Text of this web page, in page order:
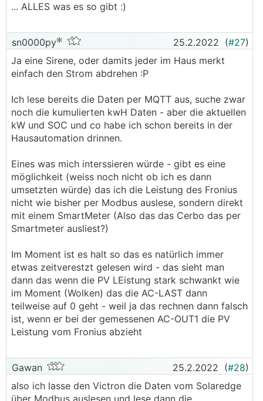
... ALLES was es so gibt :)
sn0000py 25.2.2022 (#27)
Ja eine Sirene, oder damits jeder im Haus merkt
einfach den Strom abdrehen :P
Ich lese bereits die Daten per MQTT aus, suche zwar
noch die kumulierten kwH Daten - aber die aktuellen
kW und SOC und co habe ich schon bereits in der
Hausautomation drinnen.
Eines was mich interssieren würde - gibt es eine
möglichkeit (weiss noch nicht ob ich es dann
umsetzten würde) das ich die Leistung des Fronius
nicht wie bisher per Modbus auslese, sondern direkt
mit einem SmartMeter (Also das das Cerbo das per
Smartmeter ausliest?)
Im Moment ist es halt so das es natürlich immer
etwas zeitverestzt gelesen wird - das sieht man
dann das wenn die PV LEistung stark schwankt wie
im Moment (Wolken) das die AC-LAST dann
teilweise auf 0 geht - weil ja das rechnen dann falsch
ist, wenn er bei der gemessenen AC-OUT1 die PV
Leistung vom Fronius abzieht
Gawan 25.2.2022 (#28)
also ich lasse den Victron die Daten vom Solaredge
über Modbus auslesen und lese dann die